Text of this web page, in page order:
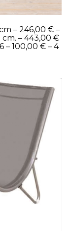
– 246,00 € –
cm. – 443,00 €
– 100,00 € – 4